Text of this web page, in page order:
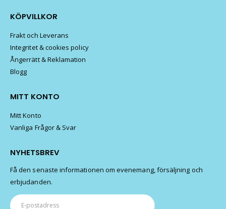
KÖPVILLKOR
Frakt och Leverans
Integritet & cookies policy
Ångerrätt & Reklamation
Blogg
MITT KONTO
Mitt Konto
Vanliga Frågor & Svar
NYHETSBREV
Få den senaste informationen om evenemang, försäljning och
erbjudanden.